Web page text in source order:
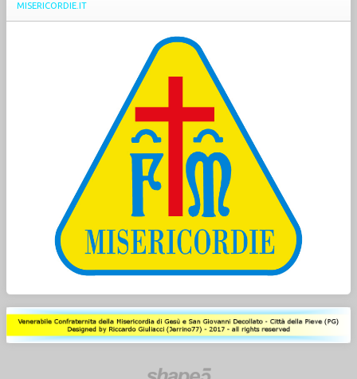
MISERICORDIE.IT